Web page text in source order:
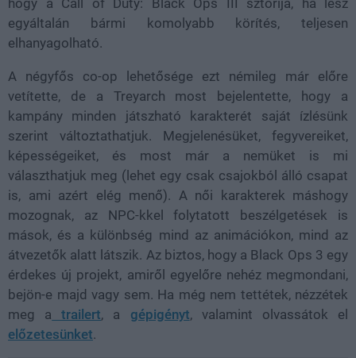
egyáltalán bármi komolyabb körítés, teljesen
elhanyagolható.
A négyfős co-op lehetősége ezt némileg már előre
vetítette, de a Treyarch most bejelentette, hogy a
kampány minden játszható karakterét saját ízlésünk
szerint változtathatjuk. Megjelenésüket, fegyvereiket,
képességeiket, és most már a nemüket is mi
választhatjuk meg (lehet egy csak csajokból álló csapat
is, ami azért elég menő). A női karakterek máshogy
mozognak, az NPC-kkel folytatott beszélgetések is
mások, és a különbség mind az animációkon, mind az
átvezetők alatt látszik. Az biztos, hogy a Black Ops 3 egy
érdekes új projekt, amiről egyelőre nehéz megmondani,
bejön-e majd vagy sem. Ha még nem tettétek, nézzétek
meg a trailert, a gépigényt, valamint olvassátok el
előzetesünket.